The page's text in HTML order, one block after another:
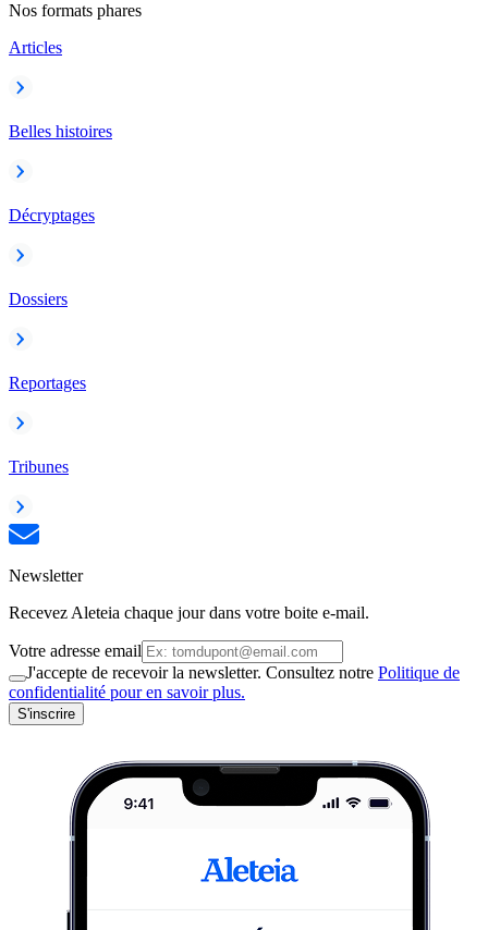
Nos formats phares
Articles
Belles histoires
Décryptages
Dossiers
Reportages
Tribunes
Newsletter
Recevez Aleteia chaque jour dans votre boite e-mail.
Votre adresse email
J'accepte de recevoir la newsletter. Consultez notre Politique de
confidentialité pour en savoir plus.
S'inscrire